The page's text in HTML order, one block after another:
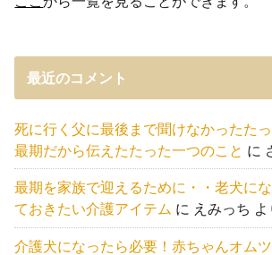
最近のコメント
死に行く父に最後まで聞けなかったたっ
最期だから伝えたたった一つのこと に
最期を家族で迎えるために・・老犬に
ておきたい介護アイテム に えみっち よ
介護犬になったら必要！赤ちゃんオム